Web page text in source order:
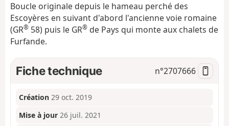
g
a
o
Boucle originale depuis le hameau perché des
Escoyères en suivant d'abord l'ancienne voie romaine
(GR® 58) puis le GR® de Pays qui monte aux chalets de
Furfande.
Fiche technique n°2707666
Création 29 oct. 2019
Mise à jour 26 juil. 2021